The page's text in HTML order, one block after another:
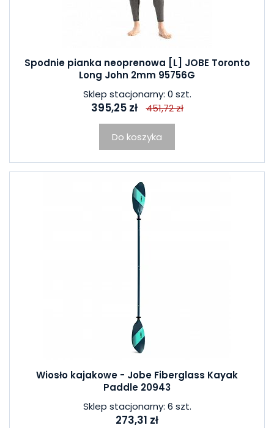
Spodnie pianka neoprenowa [L] JOBE Toronto
Long John 2mm 95756G
Sklep stacjonarny: 0 szt.
395,25 zł 451,72 zł
Do koszyka
Wiosło kajakowe - Jobe Fiberglass Kayak
Paddle 20943
Sklep stacjonarny: 6 szt.
273,31 zł